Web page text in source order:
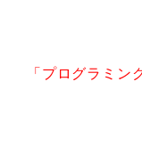
「プログラミン